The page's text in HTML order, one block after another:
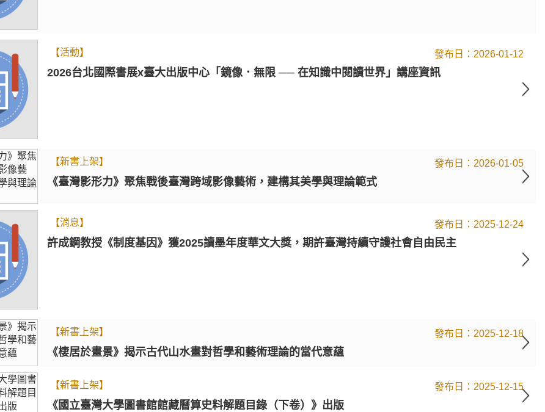
【活動】 2026-01-12
2026台北國際書展x臺大出版中心「鏡像．無限 ── 在知識中閱讀世界」講座資訊
【新書上架】 2026-01-05
《臺灣影形力》聚焦戰後臺灣跨域影像藝術，建構其美學與理論範式
【消息】 2025-12-24
許成鋼教授《制度基因》獲2025讀墨年度華文大獎，期許臺灣持續守護社會自由民主
【新書上架】 2025-12-18
《棲居於畫景》揭示古代山水畫對哲學和藝術理論的當代意蘊
【新書上架】 2025-12-15
《國立臺灣大學圖書館館藏曆算史料解題目錄（下卷）》出版